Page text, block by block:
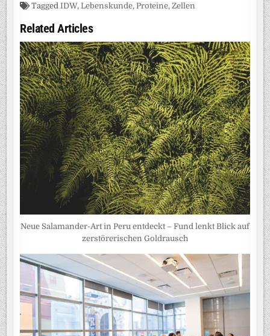
TaggedIDW,Lebenskunde,Proteine,Zellen
Related Articles
Neue Salamander-Art in Peru entdeckt – Fund lenkt Blick auf
zerstörerischen Goldrausch